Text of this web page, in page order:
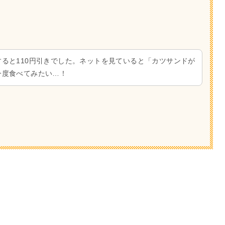
と110円引きでした。ネットを見ていると「カツサンドが
食べてみたい…！